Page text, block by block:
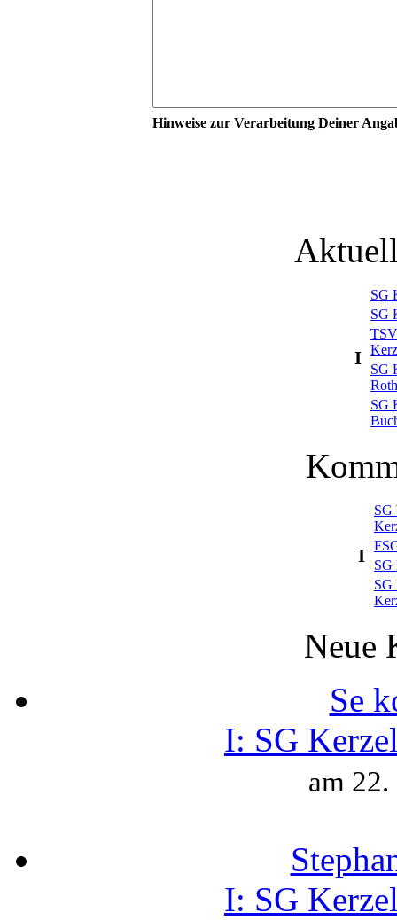
Hinweise zur Verarbeitung Deiner
I
SG
SG
SG
SG
I
SG
SG
SG
Neue
Se
I: SG
am
I: SG